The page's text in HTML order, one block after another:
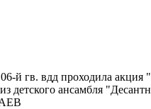
й гв. вдд проходила
детского ансамбля